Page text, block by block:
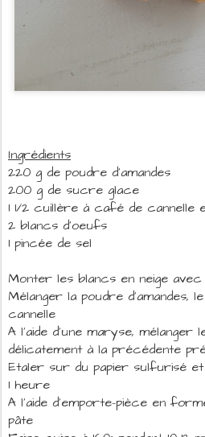
Ingrédients
220 g de poudre d'amandes
200 g de sucre glace
1 1/2 cuillère à café de cannelle
2 blancs d'oeufs
1 pincée de sel
Monter les blancs en neige
Mélanger la poudre d'amandes,
cannelle
A l'aide d'une maryse, mélanger
délicatement à la précédente
Etaler sur du papier sulfurisé
1 heure
A l'aide d'emporte-pièce en
pâte